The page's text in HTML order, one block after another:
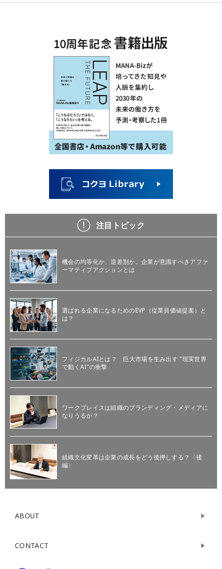
注目トピック
機会の均等化か、逆差別か。企業が意識すべきアファ
ーマティブアクションとは
選ばれる企業になるためのEVP（従業員価値提案）と
は？
フィジカルAIとは？ 巨大市場を生み出す "現実世界
で動くAI"の衝撃
ワークプレイスは組織のブランディング・メディアに
なりうるか？
組織文化変革は企業の成長をどう後押しする？〈後
編〉
ABOUT
CONTACT